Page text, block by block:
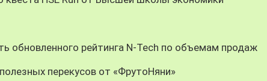
обновленного рейтинга N-Tech по объемам продаж
перекусов от «ФрутоНяни»